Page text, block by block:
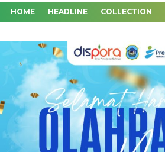
HOME HEADLINE COLLECTION